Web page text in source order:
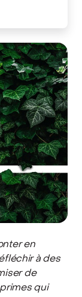
en
à des
de
qui